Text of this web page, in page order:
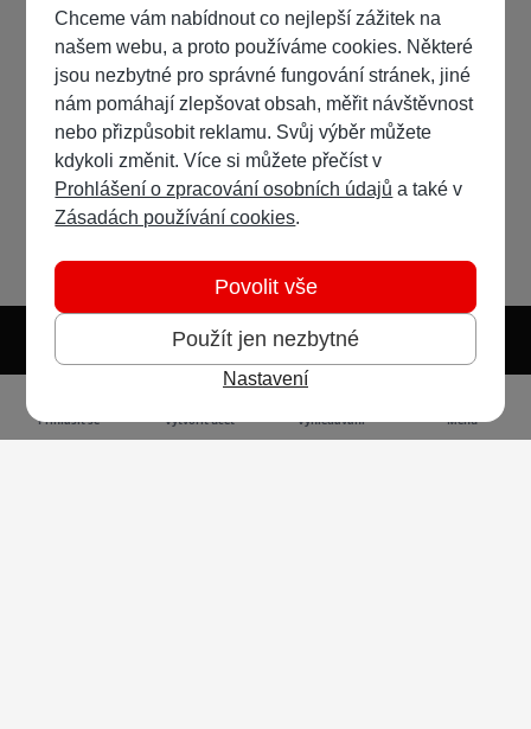
Světlý režim Předvolba systému
Přihlásit se Vytvořit účet Vyhledávání Menu
Chceme vám nabídnout co nejlepší zážitek na
našem webu, a proto používáme cookies. Některé
jsou nezbytné pro správné fungování stránek, jiné
nám pomáhají zlepšovat obsah, měřit návštěvnost
nebo přizpůsobit reklamu. Svůj výběr můžete
kdykoli změnit. Více si můžete přečíst v
Prohlášení o zpracování osobních údajů a také v
Zásadách používání cookies.
Použít jen nezbytné
Povolit vše
Nastavení